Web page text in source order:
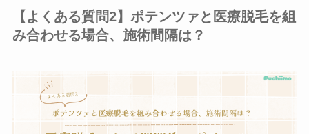
【よくある質問2】ポテンツァと医療脱毛を組
み合わせる場合、施術間隔は？